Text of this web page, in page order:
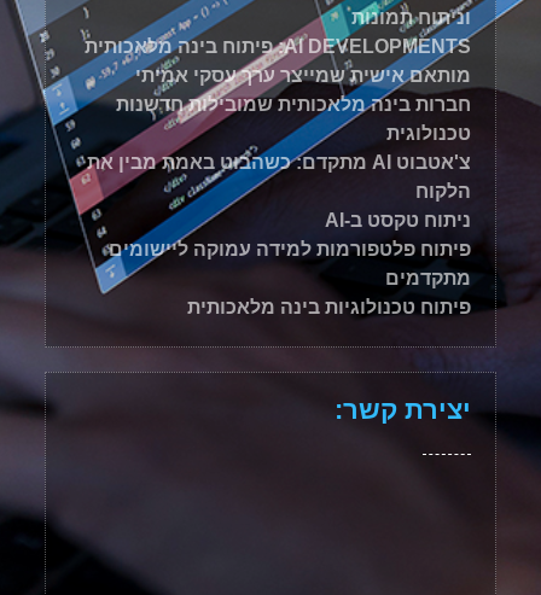
וניתוח תמונות
AI DEVELOPMENTS: פיתוח בינה מלאכותית
מותאם אישית שמייצר ערך עסקי אמיתי
חברות בינה מלאכותית שמובילות חדשנות
טכנולוגית
צ'אטבוט AI מתקדם: כשהבוט באמת מבין את
הלקוח
ניתוח טקסט ב-AI
פיתוח פלטפורמות למידה עמוקה ליישומים
מתקדמים
פיתוח טכנולוגיות בינה מלאכותית
יצירת קשר: